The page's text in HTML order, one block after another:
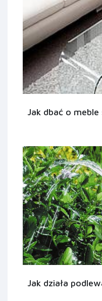
Jak dbać o meble
Jak działa